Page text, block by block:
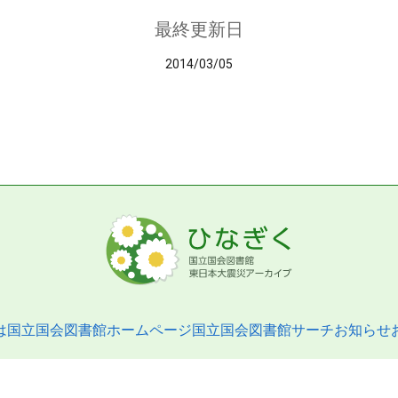
最終更新日
2014/03/05
国立国会図書館ホームページ国立国会図書館サーチお知らせ